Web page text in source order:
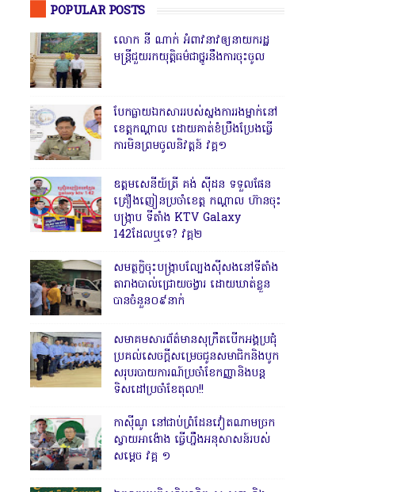
POPULAR POSTS
លោក នី ណាក់ អំពាវនាវឲ្យនាយករដ្ឋ
មន្ត្រីជួយរកយុត្តិធម៌ជាថ្នូរនឹងការចុះចូល
បែកធ្លាយឯកសាររបស់ស្នងការរងម្នាក់នៅ
ខេត្តកណ្ដាល ដោយគាត់ខំប្រឹងប្រែងធ្វើ
ការមិនព្រមចូលនិវត្តន៍ វគ្គ១
ឧត្តមសេនីយ៍ត្រី គង់ ស៊ីដន ទទួលផែន
គ្រឿងញៀនប្រចាំខេត្ត កណ្តាល ហ៊ានចុះ
បង្ក្រាប ទីតាំង KTV Galaxy
142ដែលឬទេ? វគ្គ២
សមត្ថកិ្ចចុះបង្ក្រាបល្បែងស៊ីសងនៅទីតាំង
តារាងបាល់ជ្រោយចង្វារ ដោយឃាត់ខ្លួន
បានចំនួន០៩នាក់
សមាគមសារព័ត៌មានសុក្រឹតបើកអង្គប្រជុំ
ប្រគល់សេចក្តីសម្រេចជូនសមាជិកនិងបូក
សរុបរបាយការណ៍ប្រចាំខែកញ្ញានិងបន្ត
ទិសដៅប្រចាំខែតុលា!!
កាសុីណូ នៅជាប់ព្រំដែនវៀតណាមច្រក
ស្វាយអាង៉ោង ធ្វើហ្នឹងអនុសាសន៍របស់
សម្ដេច វគ្គ ១